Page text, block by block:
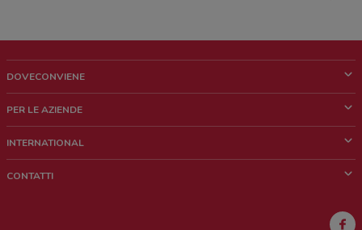
DOVECONVIENE
Chi siamo
Lavora con noi
PER LE AZIENDE
Richieste commerciali e marketing
INTERNATIONAL
CONTATTI